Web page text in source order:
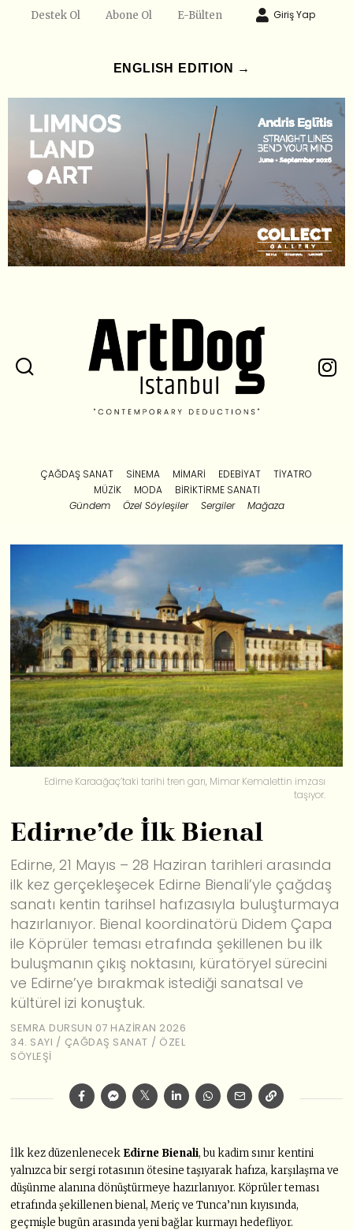
Destek Ol Abone Ol E-Bülten Giriş Yap
ENGLISH EDITION →
ÇAĞDAŞ SANAT SINEMA MIMARI EDEBIYAT
TIYATRO
MÜZIK
MODA
BIRIKTIRME SANATI
Gündem
Özel Söyleşiler Sergiler Mağaza
Edirne Karaağaç’taki tarihi tren garı, Mimar Kemalettin imzası
taşıyor.
Edirne’de İlk Bienal
Edirne, 21 Mayıs – 28 Haziran tarihleri arasında
ilk kez gerçekleşecek Edirne Bienali’yle çağdaş
sanatı kentin tarihsel hafızasıyla buluşturmaya
hazırlanıyor. Bienal koordinatörü Didem Çapa
ile Köprüler teması etrafında şekillenen bu ilk
buluşmanın çıkış noktasını, küratöryel sürecini
ve Edirne’ye bırakmak istediği sanatsal ve
kültürel izi konuştuk.
SEMRA DURSUN 07 HAZIRAN 2026
34. SAYI / ÇAĞDAŞ SANAT / ÖZEL
SÖYLEŞI
İlk kez düzenlenecek Edirne Bienali, bu kadim sınır kentini
yalnızca bir sergi rotasının ötesine taşıyarak hafıza, karşılaşma ve
düşünme alanına dönüştürmeye hazırlanıyor. Köprüler teması
etrafında şekillenen bienal, Meriç ve Tunca’nın kıyısında,
geçmişle bugün arasında yeni bağlar kurmayı hedefliyor.